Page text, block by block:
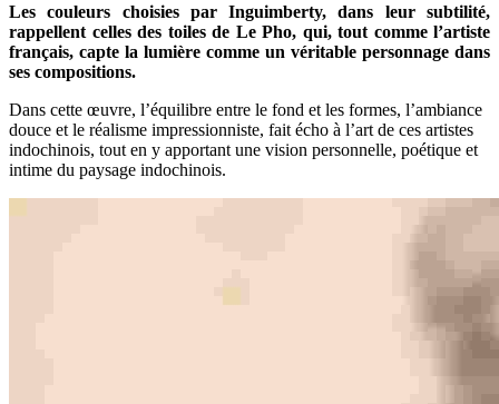
Les couleurs choisies par Inguimberty, dans leur subtilité,
rappellent celles des toiles de Le Pho, qui, tout comme l’artiste
français, capte la lumière comme un véritable personnage dans
ses compositions.
Dans cette œuvre, l’équilibre entre le fond et les formes, l’ambiance
douce et le réalisme impressionniste, fait écho à l’art de ces artistes
indochinois, tout en y apportant une vision personnelle, poétique et
intime du paysage indochinois.